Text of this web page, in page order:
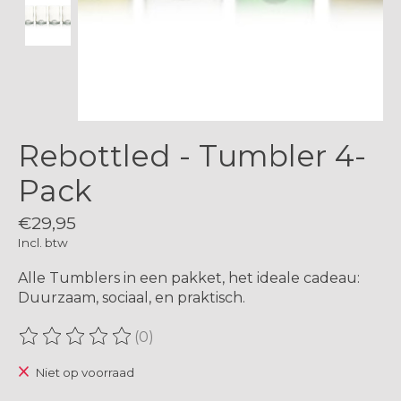
Rebottled - Tumbler 4-
Pack
€29,95
Incl. btw
Alle Tumblers in een pakket, het ideale cadeau:
Duurzaam, sociaal, en praktisch.
De beoordeling van dit product is
(0)
Niet op voorraad